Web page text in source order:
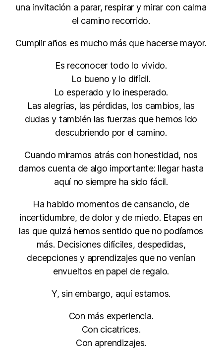
una invitación a parar, respirar y mirar con calma
el camino recorrido.
Cumplir años es mucho más que hacerse mayor.
Es reconocer todo lo vivido.
Lo bueno y lo difícil.
Lo esperado y lo inesperado.
Las alegrías, las pérdidas, los cambios, las
dudas y también las fuerzas que hemos ido
descubriendo por el camino.
Cuando miramos atrás con honestidad, nos
damos cuenta de algo importante: llegar hasta
aquí no siempre ha sido fácil.
Ha habido momentos de cansancio, de
incertidumbre, de dolor y de miedo. Etapas en
las que quizá hemos sentido que no podíamos
más. Decisiones difíciles, despedidas,
decepciones y aprendizajes que no venían
envueltos en papel de regalo.
Y, sin embargo, aquí estamos.
Con más experiencia.
Con cicatrices.
Con aprendizajes.